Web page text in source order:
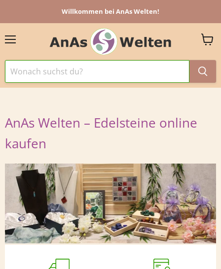
Willkommen bei AnAs Welten!
AnAs Welten – Edelsteine online
kaufen